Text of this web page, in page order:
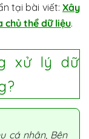
tại bài viết: Xây
chủ thể dữ liệu.
xử lý dữ
cá nhân, Bên